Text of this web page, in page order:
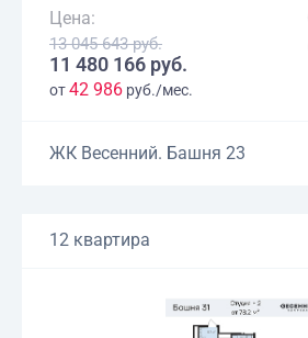
Цена:
13 045 643 руб.
11 480 166 руб.
от42 986 руб./мес.
ЖК Весенний. Башня 23
12 квартира